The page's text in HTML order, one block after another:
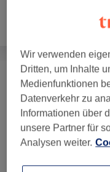
Frühlings-Angebote (
Körperbehandlungen
Salonbewertungen
Wir verwenden
Dritten, um Inhalte
Medienfunktionen
Datenverkehr zu
Informationen über
unsere Partner für
Analysen weiter.